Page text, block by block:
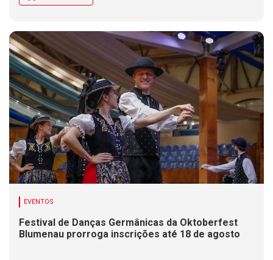
EVENTOS
Festival de Danças Germânicas da Oktoberfest
Blumenau prorroga inscrições até 18 de agosto